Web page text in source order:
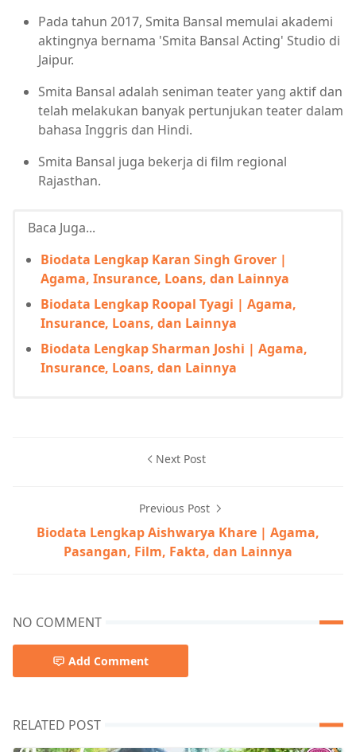
Pada tahun 2017, Smita Bansal memulai akademi
aktingnya bernama 'Smita Bansal Acting' Studio di
Jaipur.
Smita Bansal adalah seniman teater yang aktif dan
telah melakukan banyak pertunjukan teater dalam
bahasa Inggris dan Hindi.
Smita Bansal juga bekerja di film regional
Rajasthan.
Baca Juga...
Biodata Lengkap Karan Singh Grover |
Agama, Insurance, Loans, dan Lainnya
Biodata Lengkap Roopal Tyagi | Agama,
Insurance, Loans, dan Lainnya
Biodata Lengkap Sharman Joshi | Agama,
Insurance, Loans, dan Lainnya
Next Post
Previous Post
Biodata Lengkap Aishwarya Khare | Agama,
Pasangan, Film, Fakta, dan Lainnya
NO COMMENT
Add Comment
RELATED POST